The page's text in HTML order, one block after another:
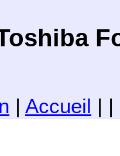
| Accueil | |